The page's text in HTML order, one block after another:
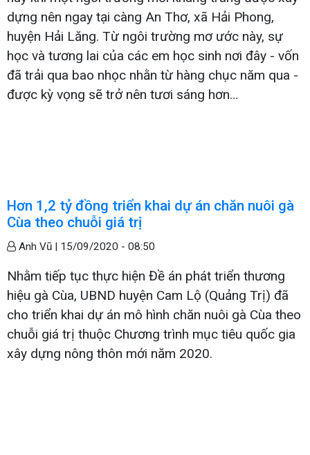
dựng nên ngay tại càng An Thơ, xã Hải Phong,
huyện Hải Lăng. Từ ngôi trường mơ ước này, sự
học và tương lai của các em học sinh nơi đây - vốn
đã trải qua bao nhọc nhằn từ hàng chục năm qua -
được kỳ vọng sẽ trở nên tươi sáng hơn…
Hơn 1,2 tỷ đồng triển khai dự án chăn nuôi gà
Cùa theo chuỗi giá trị
Anh Vũ | 15/09/2020 - 08:50
Nhằm tiếp tục thực hiện Đề án phát triển thương
hiệu gà Cùa, UBND huyện Cam Lộ (Quảng Trị) đã
cho triển khai dự án mô hình chăn nuôi gà Cùa theo
chuỗi giá trị thuộc Chương trình mục tiêu quốc gia
xây dựng nông thôn mới năm 2020.